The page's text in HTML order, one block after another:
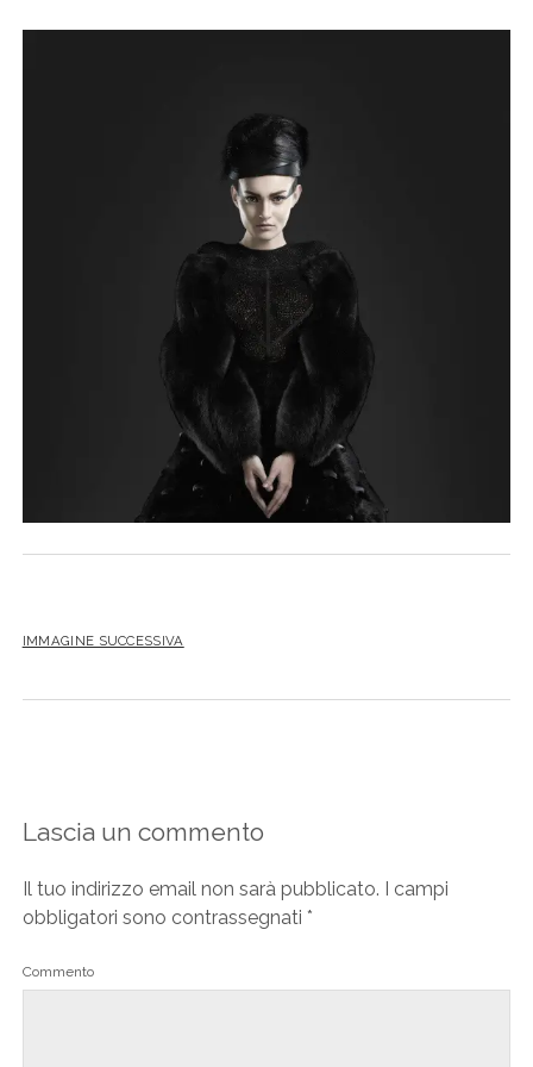
IMMAGINE SUCCESSIVA
Lascia un commento
Il tuo indirizzo email non sarà pubblicato. I campi
obbligatori sono contrassegnati *
Commento